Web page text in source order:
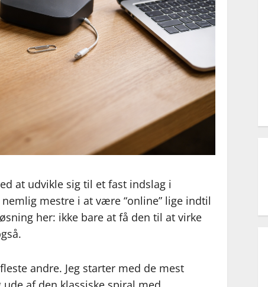
at udvikle sig til et fast indslag i
mestre i at være “online” lige indtil
her: ikke bare at få den til at virke
andre. Jeg starter med de mest